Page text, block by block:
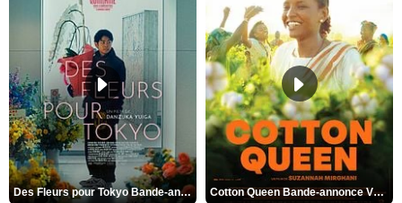
Des Fleurs pour Tokyo Bande-annonce VO STFR Cotton Queen Bande-annonce VO STFR